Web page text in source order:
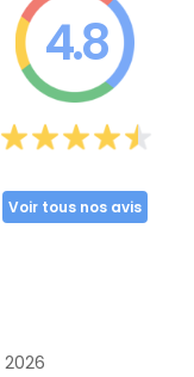
4.8
Voir tous nos avis
2026